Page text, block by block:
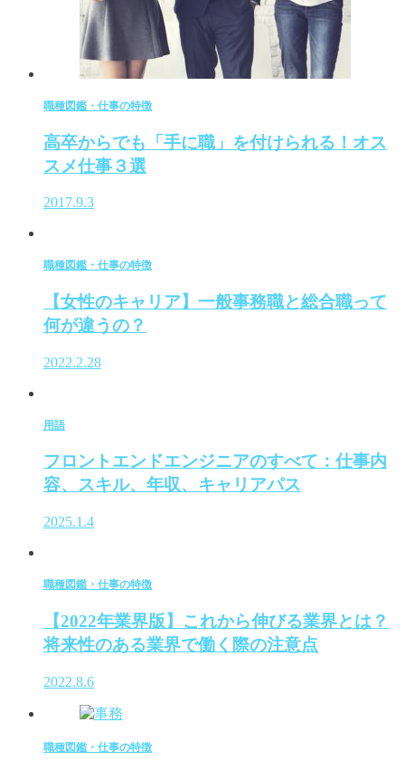
職種図鑑・仕事の特徴
高卒からでも「手に職」を付けられる！オス
スメ仕事３選
2017.9.3
職種図鑑・仕事の特徴
【女性のキャリア】一般事務職と総合職って
何が違うの？
2022.2.28
用語
フロントエンドエンジニアのすべて：仕事内
容、スキル、年収、キャリアパス
2025.1.4
職種図鑑・仕事の特徴
【2022年業界版】これから伸びる業界とは？
将来性のある業界で働く際の注意点
2022.8.6
職種図鑑・仕事の特徴